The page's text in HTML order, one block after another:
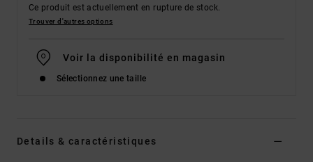
Ce produit est actuellement en rupture de stock.
Trouver d'autres options
Voir la disponibilité en magasin
Sélectionnez une taille
Details & caractéristiques